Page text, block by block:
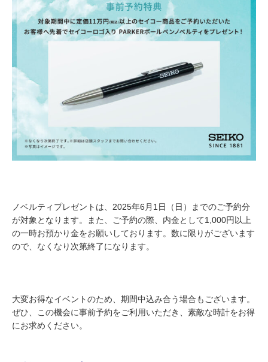
ノベルティプレゼントは、2025年6月1日（日）までのご予約分
が対象となります。また、ご予約の際、内金として1,000円以上
の一時お預かり金をお願いしております。数に限りがございます
ので、なくなり次第終了になります。
大変お得なイベントのため、期間中込み合う場合もございます。
ぜひ、この機会に事前予約をご利用いただき、素敵な時計をお得
にお求めください。